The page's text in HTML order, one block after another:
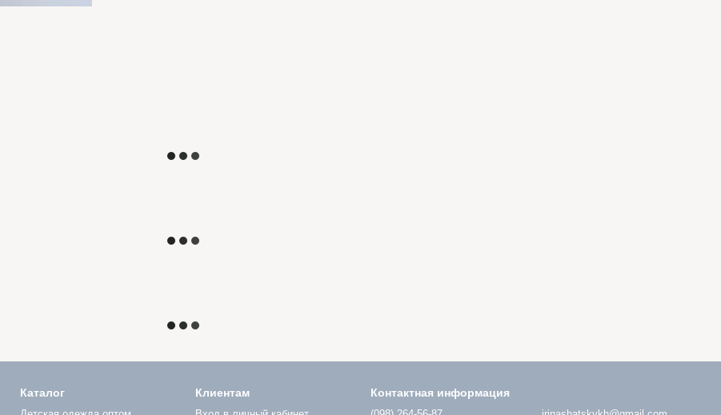
Каталог Клиентам Контактная информация